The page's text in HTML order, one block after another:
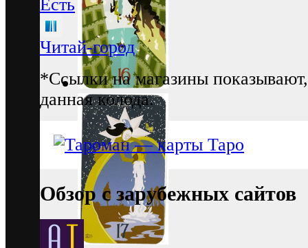
Есть
Читай-город
*Ссылки на магазины
данная колода.
Обзор с зарубежных сайтов